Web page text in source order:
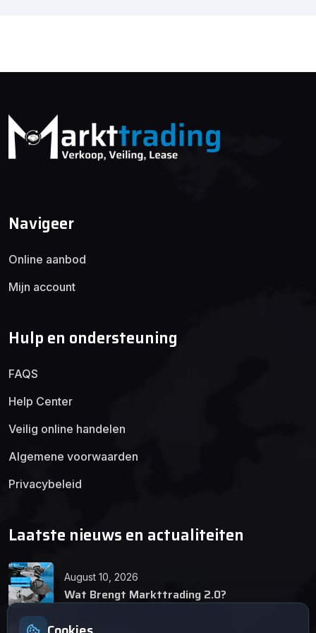
Navigeer
Online aanbod
Mijn account
Hulp en ondersteuning
FAQS
Help Center
Veilig online handelen
Algemene voorwaarden
Privacybeleid
Laatste nieuws en actualiteiten
August 10, 2026
Wat Brengt Markttrading 2.0?